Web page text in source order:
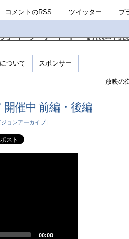
コメントのRSS ツイッター プ
ついて スポンサー
放映の
催中 前編・後編
ジョンアーカイブ |
00:00